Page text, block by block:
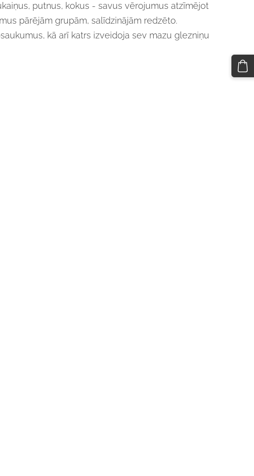
putnus, kokus - savus vērojumus atzīmējot
pārējām grupām, salīdzinājām redzēto.
kā arī katrs izveidoja sev mazu glezniņu